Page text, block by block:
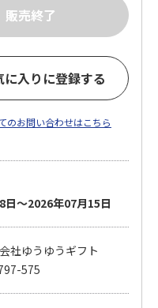
に入りに登録する
のお問い合わせはこちら
日～2026年07月15日
社ゆうゆうギフト
575